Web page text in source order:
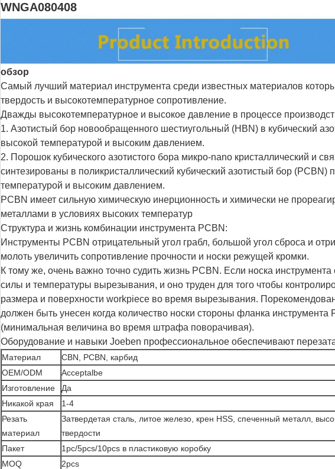
WNGA080408
обзор
Самый лучший материал инструмента среди известных материалов
твердость и высокотемпературное сопротивление.
Дважды высокотемпературное и высокое давление в процессе
1. Азотистый бор новообращенного шестиугольный (HBN) в кубический
высокой температурой и высоким давлением.
2. Порошок кубического азотистого бора микро-nano кристаллический и
синтезированы в поликристаллический кубический азотистый бор (PCBN)
температурой и высоким давлением.
PCBN имеет сильную химическую инерционность и химически не
металлами в условиях высоких температур
Структура и жизнь комбинации инструмента PCBN:
Инструменты PCBN отрицательный угол грабл, большой угол сброса и
молоть увеличить сопротивление прочности и носки режущей кромки.
К тому же, очень важно точно судить жизнь PCBN. Если носка инструмента
силы и температуры вырезывания, и оно труден для того чтобы
размера и поверхности workpiece во время вырезывания.
должен быть унесен когда количество носки стороны фланка инструмента
(минимальная величина во время штрафа поворачивая).
Оборудование и навыки Joeben профессиональное обеспечивают
Материал
CBN, PCBN, карбид
OEM/ODM
Acceptalbe
Изготовление
Да
Никакой края
1-4
Резать
материал
Затвердетая сталь, литое железо, крен HSS, спеченный металл,
твердости
Пакет
1pc/5pcs/10pcs в пластиковую коробку
MOQ
2pcs